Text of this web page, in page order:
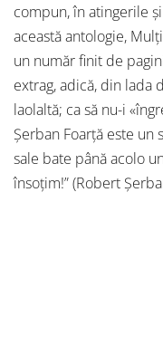
compun, în atingerile
această antologie,
un număr finit de
extrag, adică, din lada
laolaltă; ca să nu-i
Șerban Foarță este
sale bate până acolo
însoțim!” (Robert